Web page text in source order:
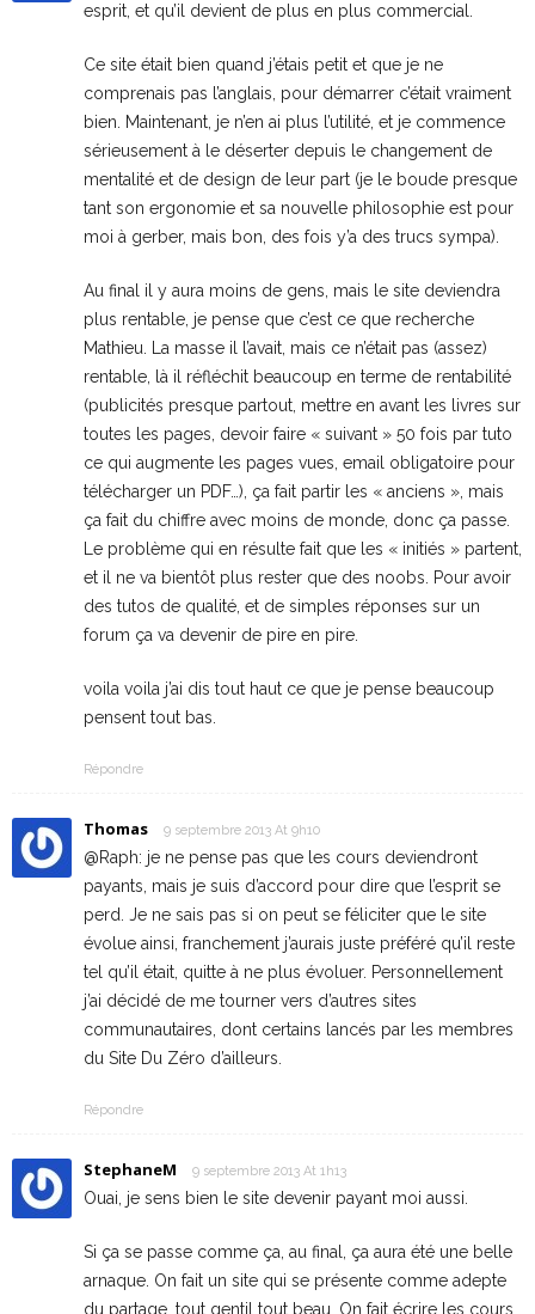
esprit, et qu’il devient de plus en plus commercial.
Ce site était bien quand j’étais petit et que je ne
comprenais pas l’anglais, pour démarrer c’était vraiment
bien. Maintenant, je n’en ai plus l’utilité, et je commence
sérieusement à le déserter depuis le changement de
mentalité et de design de leur part (je le boude presque
tant son ergonomie et sa nouvelle philosophie est pour
moi à gerber, mais bon, des fois y’a des trucs sympa).
Au final il y aura moins de gens, mais le site deviendra
plus rentable, je pense que c’est ce que recherche
Mathieu. La masse il l’avait, mais ce n’était pas (assez)
rentable, là il réfléchit beaucoup en terme de rentabilité
(publicités presque partout, mettre en avant les livres sur
toutes les pages, devoir faire « suivant » 50 fois par tuto
ce qui augmente les pages vues, email obligatoire pour
télécharger un PDF…), ça fait partir les « anciens », mais
ça fait du chiffre avec moins de monde, donc ça passe.
Le problème qui en résulte fait que les « initiés » partent,
et il ne va bientôt plus rester que des noobs. Pour avoir
des tutos de qualité, et de simples réponses sur un
forum ça va devenir de pire en pire.
voila voila j’ai dis tout haut ce que je pense beaucoup
pensent tout bas.
Répondre
Thomas 9 septembre 2013 At 9h10
@Raph: je ne pense pas que les cours deviendront
payants, mais je suis d’accord pour dire que l’esprit se
perd. Je ne sais pas si on peut se féliciter que le site
évolue ainsi, franchement j’aurais juste préféré qu’il reste
tel qu’il était, quitte à ne plus évoluer. Personnellement
j’ai décidé de me tourner vers d’autres sites
communautaires, dont certains lancés par les membres
du Site Du Zéro d’ailleurs.
Répondre
StephaneM 9 septembre 2013 At 1h13
Ouai, je sens bien le site devenir payant moi aussi.
Si ça se passe comme ça, au final, ça aura été une belle
arnaque. On fait un site qui se présente comme adepte
du partage, tout gentil tout beau. On fait écrire les cours